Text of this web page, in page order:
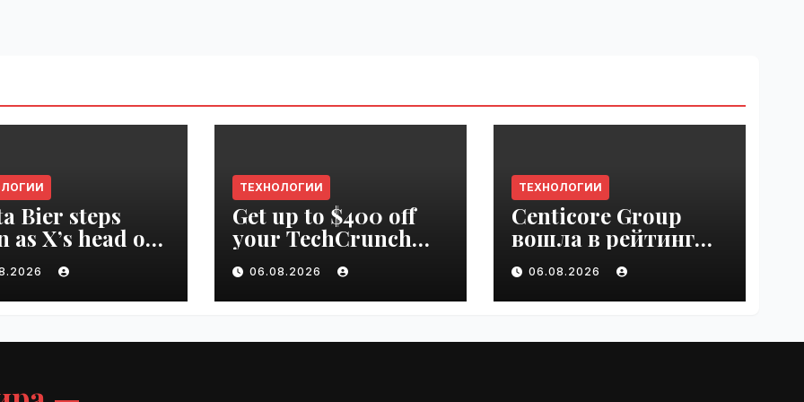
Bier steps
as X’s head of
| VseTime.ru
ТЕХНОЛОГИИ
Get up to $400 off
your TechCrunch
Disrupt 2026 pass
until Friday |
VseTime.ru
06.08.2026
ТЕХНОЛОГИИ
Centicore Group
вошла в рейтинг
«CNews500:
Крупнейшие ИТ-
компании России» |
06.08.2026